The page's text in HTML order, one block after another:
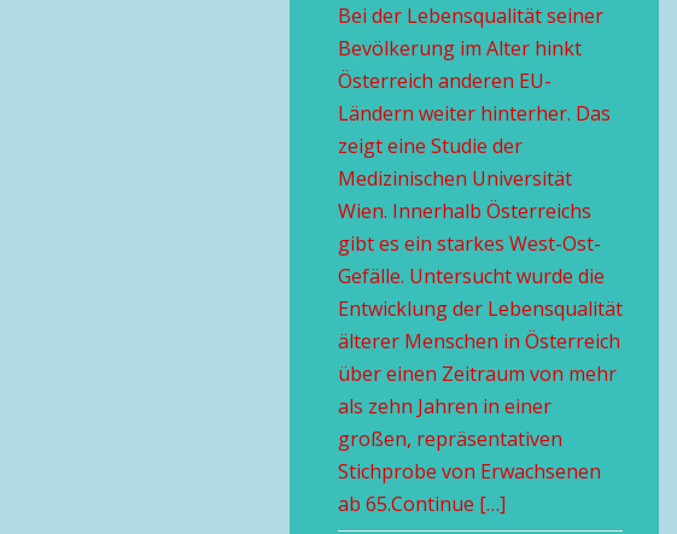
Bei der Lebensqualität seiner
Bevölkerung im Alter hinkt
Österreich anderen EU-
Ländern weiter hinterher. Das
zeigt eine Studie der
Medizinischen Universität
Wien. Innerhalb Österreichs
gibt es ein starkes West-Ost-
Gefälle. Untersucht wurde die
Entwicklung der Lebensqualität
älterer Menschen in Österreich
über einen Zeitraum von mehr
als zehn Jahren in einer
großen, repräsentativen
Stichprobe von Erwachsenen
ab 65.Continue […]